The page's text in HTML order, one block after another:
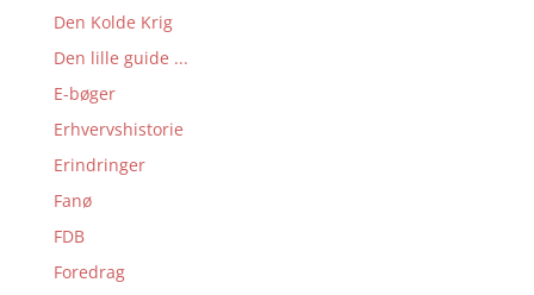
Den Kolde Krig
Den lille guide ...
E-bøger
Erhvervshistorie
Erindringer
Fanø
FDB
Foredrag